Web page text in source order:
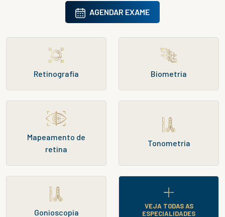
AGENDAR EXAME
Retinografia Biometria
Mapeamento de
retina
Tonometria
Gonioscopia
VEJA TODAS AS
ESPECIALIDADES